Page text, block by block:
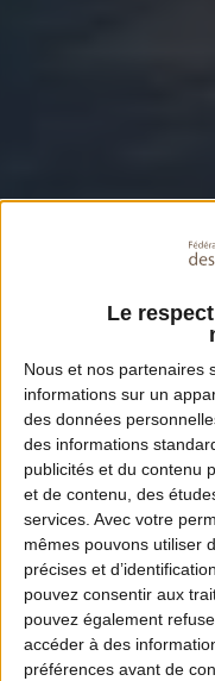
Le
Nous et nos partenaires
informations sur un
des données
des informations
publicités et du contenu
et de contenu, des
services. Avec votre
mêmes pouvons utiliser
précises et
pouvez consentir aux
pouvez également
accéder à des
préférences avant de